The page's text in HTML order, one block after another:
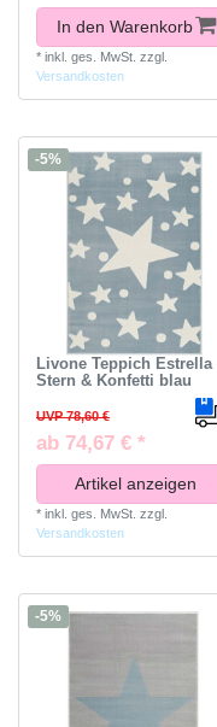
In den Warenkorb
* inkl. ges. MwSt. zzgl.
Versandkosten
-5%
Livone Teppich Estrella
Stern & Konfetti blau
UVP 78,60 €
ab 74,67 € *
Artikel anzeigen
* inkl. ges. MwSt. zzgl.
Versandkosten
-5%